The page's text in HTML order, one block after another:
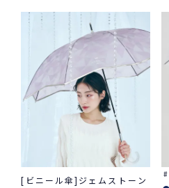
[ビニール傘]ジェムストーン